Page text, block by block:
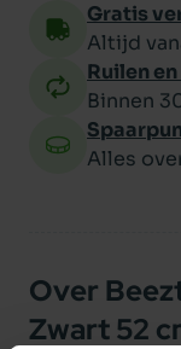
Gratis
Altijd
Ruilen
Binnen
Alles
Over
Zwart 52